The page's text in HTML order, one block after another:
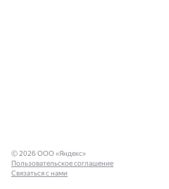
© 2026 ООО «Яндекс»
Пользовательское соглашение
Связаться с нами